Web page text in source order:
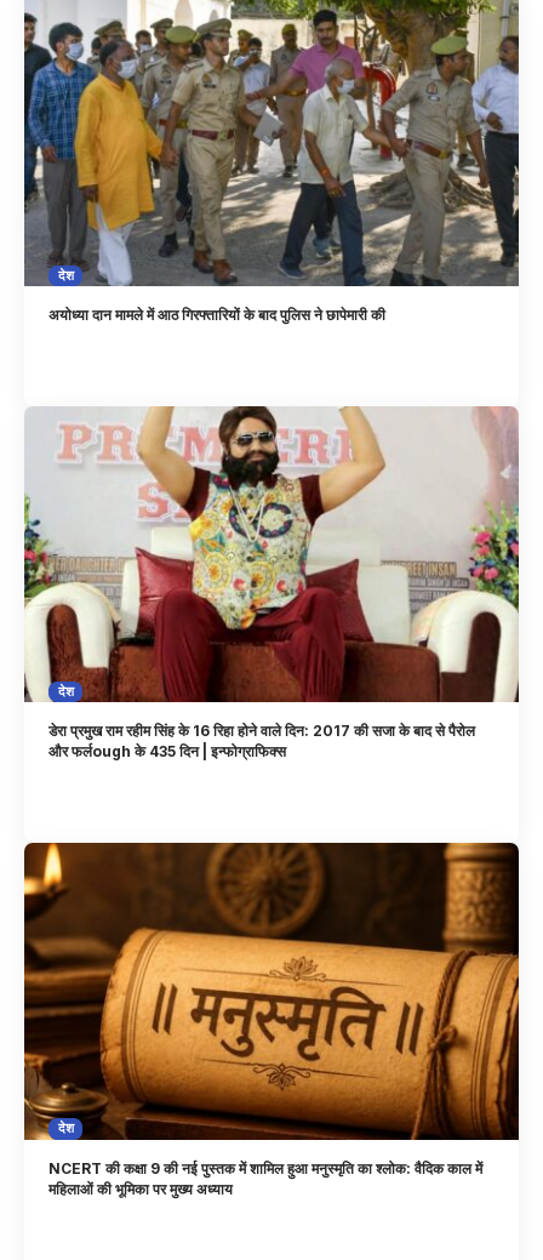
देश
अयोध्या दान मामले में आठ गिरफ्तारियों के बाद पुलिस ने छापेमारी की
देश
डेरा प्रमुख राम रहीम सिंह के 16 रिहा होने वाले दिन: 2017 की सजा के बाद से पैरोल
और फर्लough के 435 दिन | इन्फोग्राफिक्स
देश
NCERT की कक्षा 9 की नई पुस्तक में शामिल हुआ मनुस्मृति का श्लोक: वैदिक काल में
महिलाओं की भूमिका पर मुख्य अध्याय